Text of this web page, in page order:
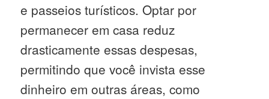
e passeios turísticos. Optar por
permanecer em casa reduz
drasticamente essas despesas,
permitindo que você invista esse
dinheiro em outras áreas, como